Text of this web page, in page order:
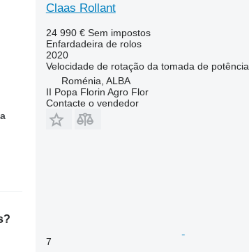
Claas Rollant
24 990 € Sem impostos
Enfardadeira de rolos
2020
Velocidade de rotação da tomada de potência
Roménia, ALBA
II Popa Florin Agro Flor
Contacte o vendedor
7